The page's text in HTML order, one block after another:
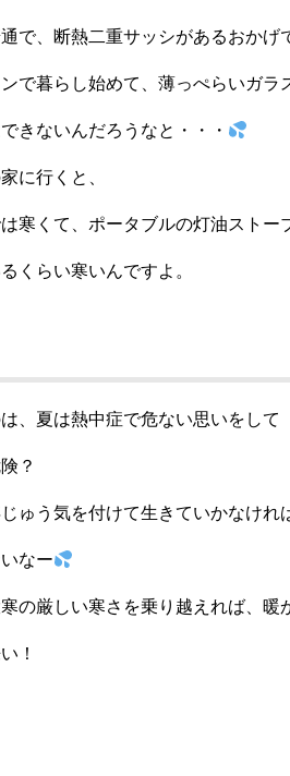
で、断熱二重サッシがあるおかげ
で暮らし始めて、薄っぺらいガラ
きないんだろうなと・・・
に行くと、
寒くて、ポータブルの灯油ストー
くらい寒いんですよ。
、夏は熱中症で危ない思いをして
？
ゅう気を付けて生きていかなけれ
なー
の厳しい寒さを乗り越えれば、暖
！